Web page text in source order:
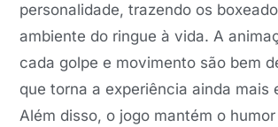
personalidade, trazendo os
ambiente do ringue à vida. A
cada golpe e movimento são bem
que torna a experiência ainda mais
Além disso, o jogo mantém o humor